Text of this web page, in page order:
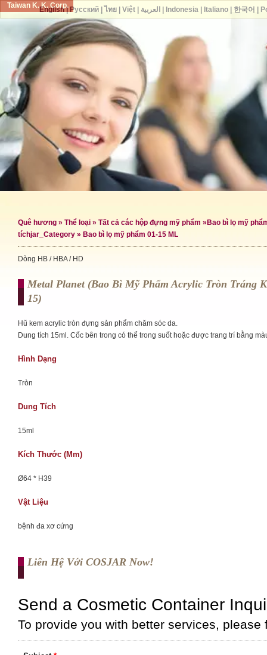
Taiwan K. K. Corp.
Quê hương » Thể loại » Tất cả các hộp đựng mỹ phẩm » Bao bì lọ mỹ
tíchjar_Category » Bao bì lọ mỹ phẩm 01-15 ML
Dòng HB / HBA / HD
Metal Planet (Bao Bì Mỹ Phẩm Acrylic Tròn Tráng
15)
Hũ kem acrylic tròn đựng sản phẩm chăm sóc da.
Dung tích 15ml. Cốc bên trong có thể trong suốt hoặc được trang trí bằng
Hình Dạng
Tròn
Dung Tích
15ml
Kích Thước (mm)
Ø64 * H39
Vật Liệu
bệnh đa xơ cứng
Liên Hệ Với COSJAR Now!
English| Русский| ไทย| Việt| العربية Indonesia| Italiano| 한국어